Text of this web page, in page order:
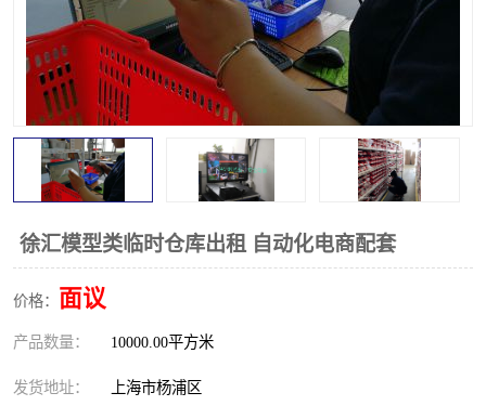
徐汇模型类临时仓库出租 自动化电商配套
价格： 面议
产品数量： 10000.00平方米
发货地址： 上海市杨浦区
上海托管仓库